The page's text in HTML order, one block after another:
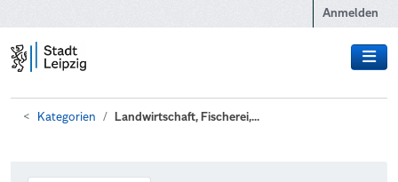
Anmelden
Kategorien Landwirtschaft, Fischerei,...